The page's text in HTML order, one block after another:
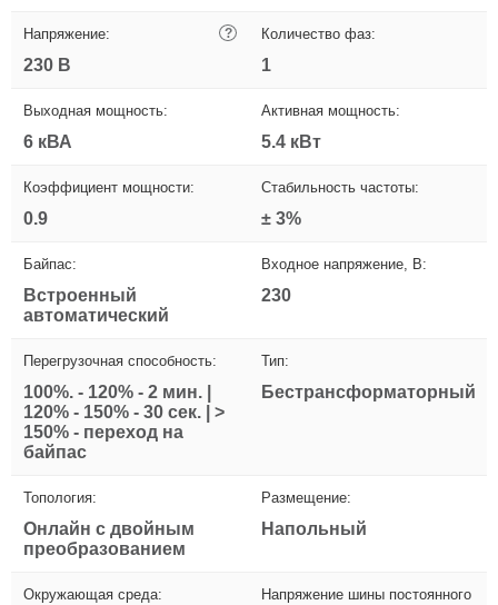
Напряжение: ?
230 В
Количество фаз:
1
Выходная мощность:
6 кВА
Активная мощность:
5.4 кВт
Коэффициент мощности:
0.9
Стабильность частоты:
± 3%
Байпас:
Встроенный
автоматический
Входное напряжение, В:
230
Перегрузочная способность:
100%. - 120% - 2 мин. |
120% - 150% - 30 сек. | >
150% - переход на
байпас
Тип:
Бестрансформаторный
Топология:
Онлайн с двойным
преобразованием
Размещение:
Напольный
Окружающая среда:
Напряжение шины постоянного